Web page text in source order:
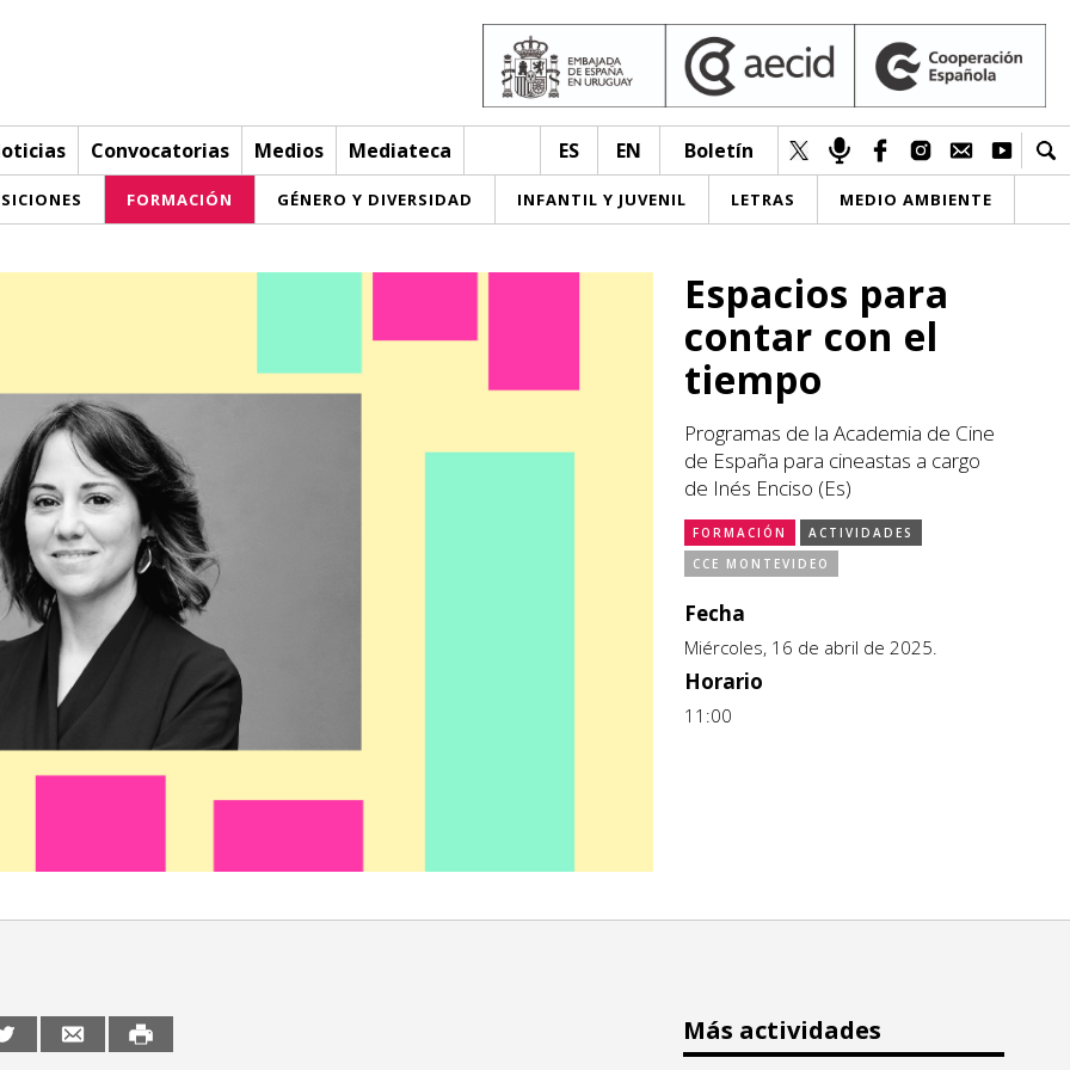
Convocatorias Medios Mediateca ES EN Boletín
FORMACIÓN GÉNERO Y DIVERSIDAD INFANTIL Y JUVENIL LETRAS MEDIO AMBIENTE
Espacios para
contar con el
tiempo
Programas de la Academia de Cine
de España para cineastas a cargo
de Inés Enciso (Es)
FORMACIÓN
ACTIVIDADES
CCE MONTEVIDEO
Fecha
Miércoles, 16 de abril de 2025.
Horario
11:00
Más actividades